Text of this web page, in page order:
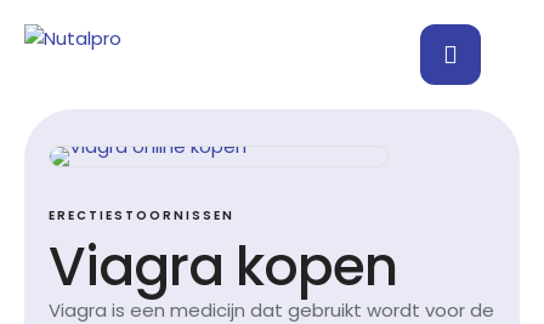
ERECTIESTOORNISSEN
Viagra kopen
Viagra is een medicijn dat gebruikt wordt voor de